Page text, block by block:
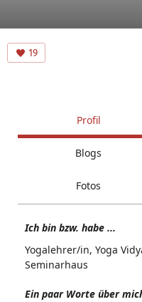
19
Profil
Blogs
Fotos
Ich bin bzw. habe ...
Yogalehrer/in, Yoga
Seminarhaus
Ein paar Worte über